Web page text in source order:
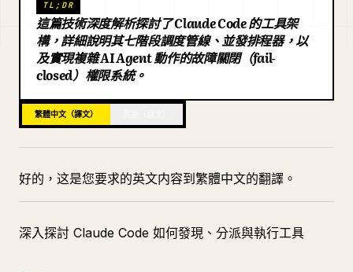
下載
TL;DR
這篇技術深度解析探討了 Claude Code 的工具架
構，詳細說明其七階段調度管線、並發排程器，以
及實現複雜 AI Agent 動作的故障關閉（fail-
closed）權限系統。
繁體中文（譯文）
好的，这是您要求的英文内容到繁體中文的翻譯。
深入探討 Claude Code 如何發現、分派與執行工具